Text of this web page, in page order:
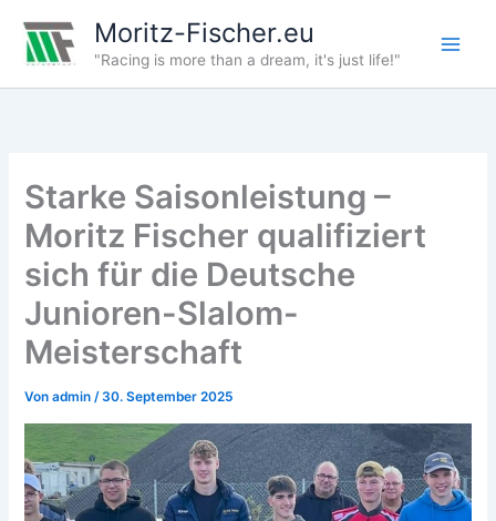
Inhalt
springen
Moritz-Fischer.eu
"Racing is more than a dream, it's just life!"
Starke Saisonleistung –
Moritz Fischer qualifiziert
sich für die Deutsche
Junioren-Slalom-
Meisterschaft
Vonadmin/30. September 2025